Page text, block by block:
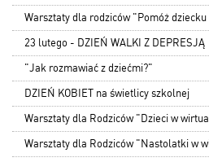
Warsztaty dla rodziców "Pomóż
23 lutego - DZIEŃ WALKI Z DEPRESJĄ
"Jak rozmawiać z dziećmi?"
DZIEŃ KOBIET na świetlicy szkolnej
Warsztaty dla Rodziców "Dzieci w
Warsztaty dla Rodziców "Nastolatki w